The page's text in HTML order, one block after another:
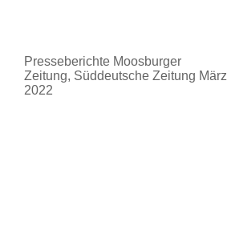
Presseberichte Moosburger
Zeitung, Süddeutsche Zeitung März
2022